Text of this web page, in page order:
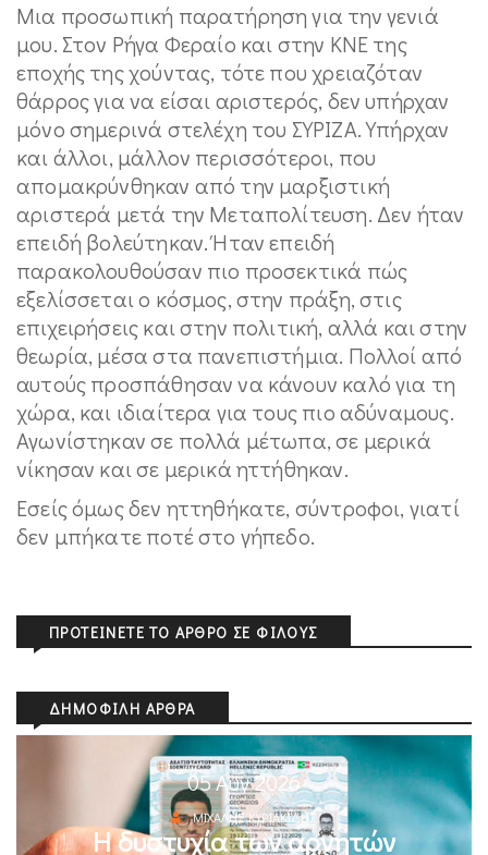
Μια προσωπική παρατήρηση για την γενιά
μου. Στον Ρήγα Φεραίο και στην ΚΝΕ της
εποχής της χούντας, τότε που χρειαζόταν
θάρρος για να είσαι αριστερός, δεν υπήρχαν
μόνο σημερινά στελέχη του ΣΥΡΙΖΑ. Υπήρχαν
και άλλοι, μάλλον περισσότεροι, που
απομακρύνθηκαν από την μαρξιστική
αριστερά μετά την Μεταπολίτευση. Δεν ήταν
επειδή βολεύτηκαν. Ήταν επειδή
παρακολουθούσαν πιο προσεκτικά πώς
εξελίσσεται ο κόσμος, στην πράξη, στις
επιχειρήσεις και στην πολιτική, αλλά και στην
θεωρία, μέσα στα πανεπιστήμια. Πολλοί από
αυτούς προσπάθησαν να κάνουν καλό για τη
χώρα, και ιδιαίτερα για τους πιο αδύναμους.
Αγωνίστηκαν σε πολλά μέτωπα, σε μερικά
νίκησαν και σε μερικά ηττήθηκαν.
Εσείς όμως δεν ηττηθήκατε, σύντροφοι, γιατί
δεν μπήκατε ποτέ στο γήπεδο.
ΠΡΟΤΕΊΝΕΤΕ ΤΟ ΆΡΘΡΟ ΣΕ ΦΊΛΟΥΣ
ΔΗΜΟΦΙΛΉ ΆΡΘΡΑ
05 Αυγ 2026
ΜΙΧΆΛΗΣ ΚΥΡΙΑΚΊΔΗΣ
Η δυστυχία των αρνητών